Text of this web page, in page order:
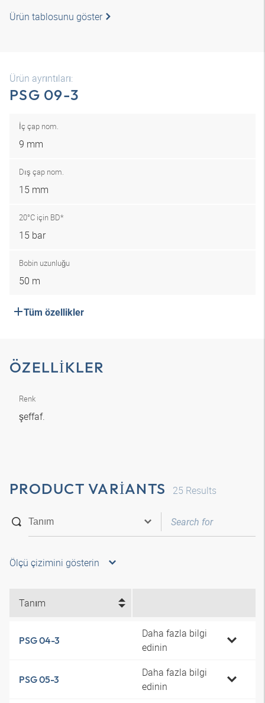
Ürün tablosunu göster
Ürün ayrıntıları:
PSG 09-3
İç çap nom.
9 mm
Dış çap nom.
15 mm
20°C için BD*
15 bar
Bobin uzunluğu
50 m
Tüm özellikler
ÖZELLIKLER
Renk
şeffaf.
PRODUCT VARIANTS 25 Results
Ölçü çizimini gösterin
Tanım
PSG 04-3
Daha fazla bilgi
edinin
PSG 05-3
Daha fazla bilgi
edinin